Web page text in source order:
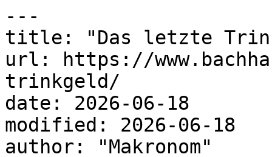
---
title: "Das letzte
url: https://
trinkgeld/
date: 2026-06-18
modified: 2026-06-18
author: "Makronom"